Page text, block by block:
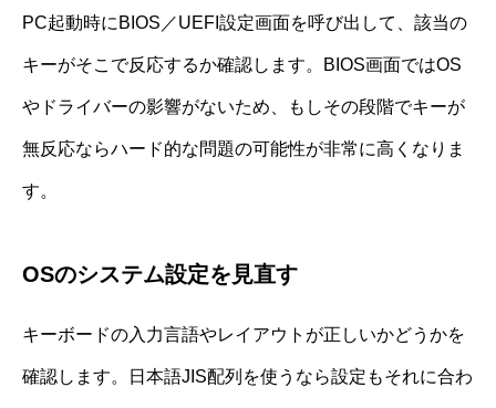
PC起動時にBIOS／UEFI設定画面を呼び出して、該当の
キーがそこで反応するか確認します。BIOS画面ではOS
やドライバーの影響がないため、もしその段階でキーが
無反応ならハード的な問題の可能性が非常に高くなりま
す。
OSのシステム設定を見直す
キーボードの入力言語やレイアウトが正しいかどうかを
確認します。日本語JIS配列を使うなら設定もそれに合わ